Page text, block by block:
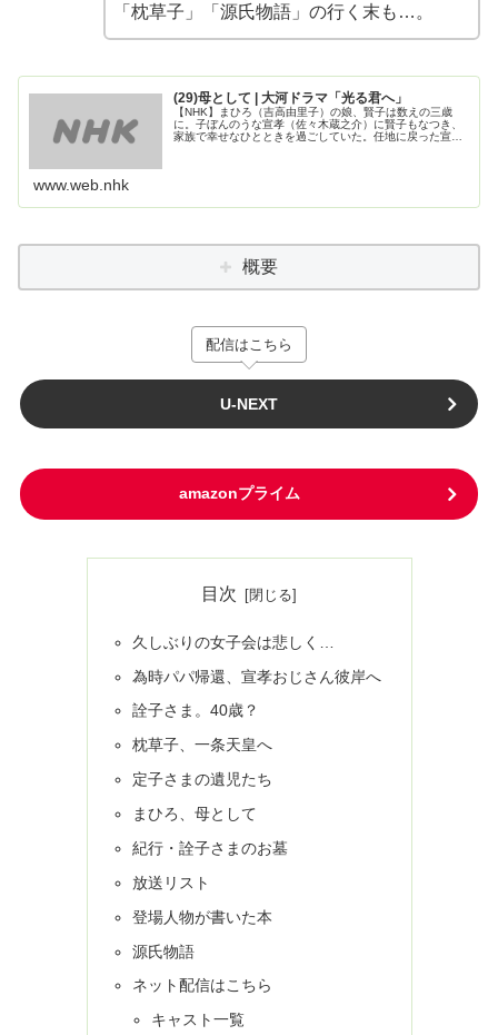
「枕草子」「源氏物語」の行く末も…。
(29)母として | 大河ドラマ「光る君へ」
【NHK】まひろ（吉高由里子）の娘、賢子は数えの三歳
に。子ぼんのうな宣孝（佐々木蔵之介）に賢子もなつき、
家族で幸せなひとときを過ごしていた。任地に戻った宣孝
www.web.nhk
概要
配信はこちら
U-NEXT
amazonプライム
目次
久しぶりの女子会は悲しく…
為時パパ帰還、宣孝おじさん彼岸へ
詮子さま。40歳？
枕草子、一条天皇へ
定子さまの遺児たち
まひろ、母として
紀行・詮子さまのお墓
放送リスト
登場人物が書いた本
源氏物語
ネット配信はこちら
キャスト一覧